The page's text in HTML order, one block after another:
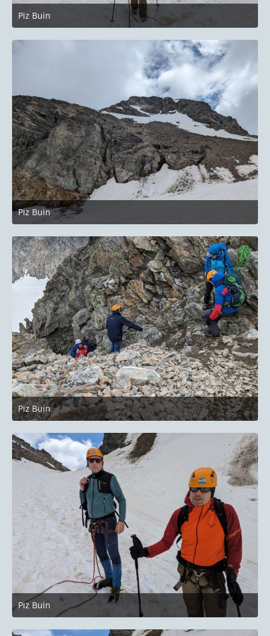
Piz Buin
27. Juni 2023 um 22:14
Piz Buin
27. Juni 2023 um 22:14
Piz Buin
27. Juni 2023 um 22:14
Piz Buin
27. Juni 2023 um 22:14